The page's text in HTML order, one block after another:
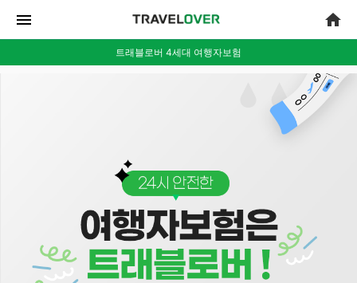
menu home
트래블로버 4세대 여행자보험